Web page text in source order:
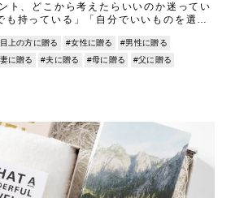
ト、どこから考えたらいいのか迷ってい
も持っている」「自分でいいものを選べ
上の方に贈る #女性に贈る
#男性に贈る
に贈る #夫に贈る #母に贈る #父に贈る